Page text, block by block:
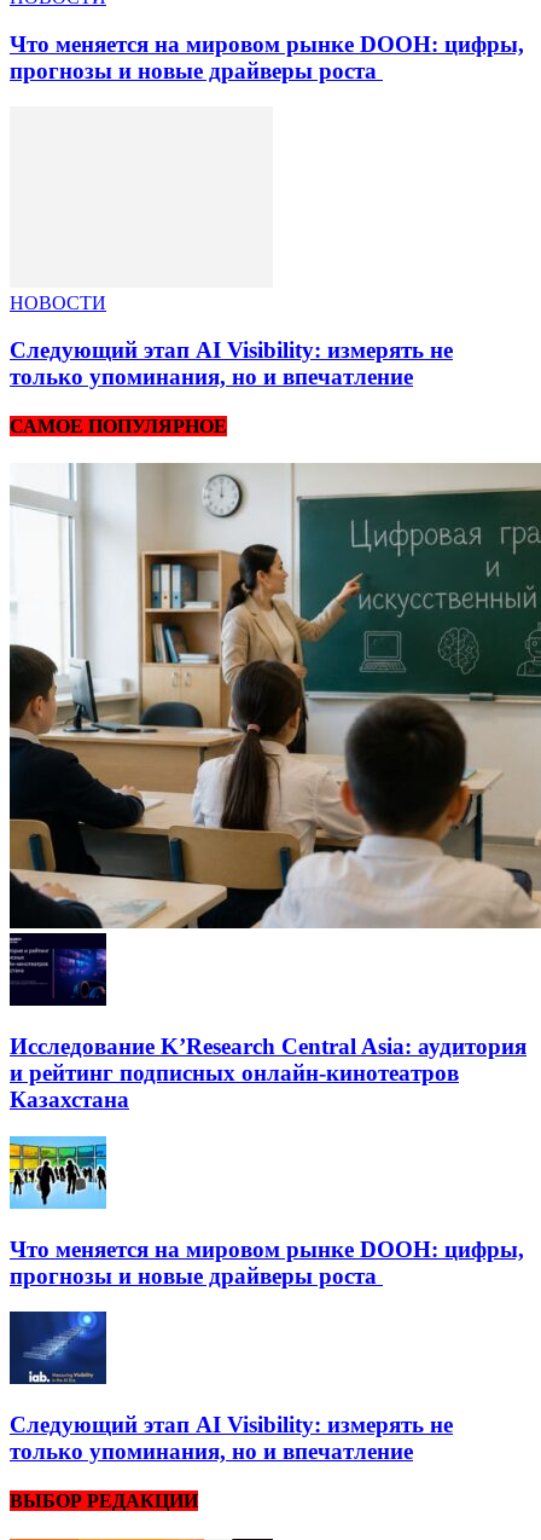
Что меняется на мировом рынке DOOH: цифры,
прогнозы и новые драйверы роста
НОВОСТИ
Следующий этап AI Visibility: измерять не
только упоминания, но и впечатление
САМОЕ ПОПУЛЯРНОЕ
Исследование K’Research Central Asia: аудитория
и рейтинг подписных онлайн-кинотеатров
Казахстана
Что меняется на мировом рынке DOOH: цифры,
прогнозы и новые драйверы роста
Следующий этап AI Visibility: измерять не
только упоминания, но и впечатление
ВЫБОР РЕДАКЦИИ